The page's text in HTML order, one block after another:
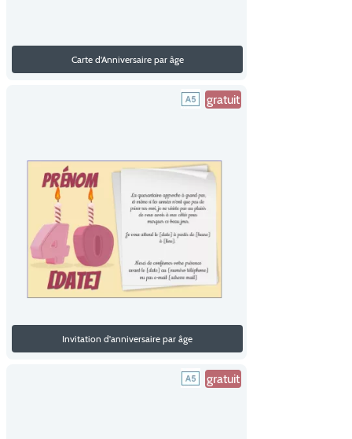
Carte d'Anniversaire par âge
gratuit
Invitation d'anniversaire par âge
gratuit